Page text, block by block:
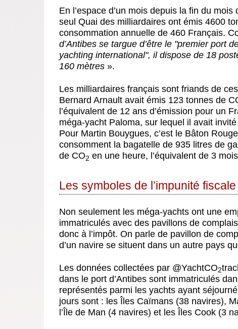
En l’espace d’un mois depuis la fin du
seul Quai des milliardaires ont émis 4600
consommation annuelle de 460 Français.
d’Antibes se targue d’être le "premier port
yachting international", il dispose de 18
160 mètres ».
Les milliardaires français sont friands de
Bernard Arnault avait émis 123 tonnes de
l’équivalent de 12 ans d’émission pour un
méga-yacht Paloma, sur lequel il avait
Pour Martin Bouygues, c’est le Bâton
consomment la bagatelle de 935 litres de
de CO2 en une heure, l’équivalent de 3
Les symboles de l’impunité
Non seulement les méga-yachts ont une
immatriculés avec des pavillons de
donc à l’impôt. On parle de pavillon de
d’un navire se situent dans un autre pays
Les données collectées par @YachtCO2
dans le port d’Antibes sont immatriculés
représentés parmi les yachts ayant
jours sont : les Îles Caïmans (38 navires),
l’Île de Man (4 navires) et les Îles Cook (3